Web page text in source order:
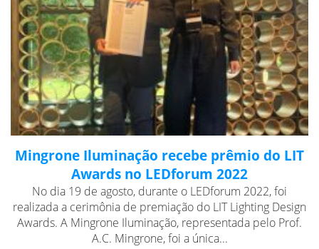
Mingrone Iluminação recebe prêmio do LIT
Awards no LEDforum 2022
No dia 19 de agosto, durante o LEDforum 2022, foi
realizada a cerimônia de premiação do LIT Lighting Design
Awards. A Mingrone Iluminação, representada pelo Prof.
A.C. Mingrone, foi a única...